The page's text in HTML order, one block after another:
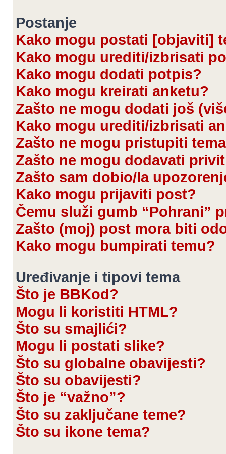
Postanje
Kako mogu postati [objaviti]
Kako mogu urediti/izbrisati
Kako mogu dodati potpis?
Kako mogu kreirati anketu?
Zašto ne mogu dodati još
Kako mogu urediti/izbrisati
Zašto ne mogu pristupiti
Zašto ne mogu dodavati
Zašto sam dobio/la
Kako mogu prijaviti post?
Čemu služi gumb “Pohrani”
Zašto (moj) post mora biti
Kako mogu bumpirati temu?
Uređivanje i tipovi tema
Što je BBKod?
Mogu li koristiti HTML?
Što su smajlići?
Mogu li postati slike?
Što su globalne obavijesti?
Što su obavijesti?
Što je “važno”?
Što su zaključane teme?
Što su ikone tema?